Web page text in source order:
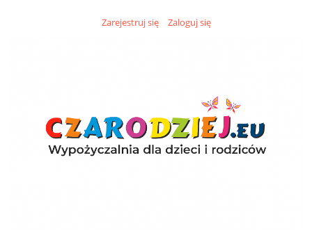
Zarejestruj się Zaloguj się